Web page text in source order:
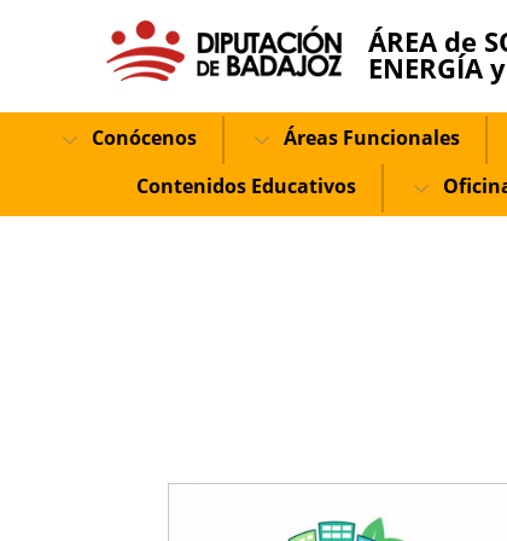
ÁREA de
ENERGÍA
Conócenos Áreas Funcionales
Contenidos Educativos